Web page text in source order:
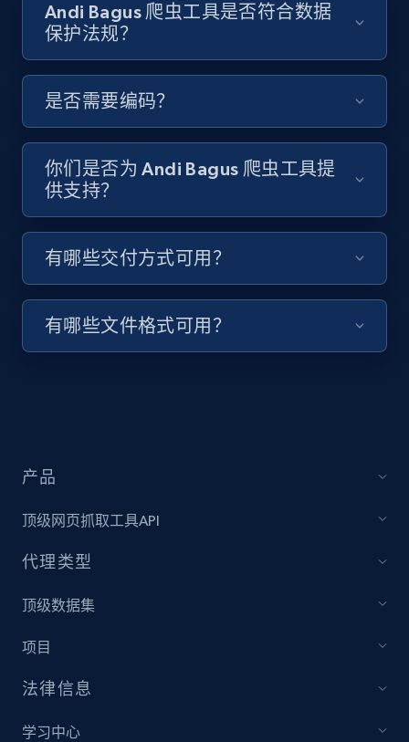
Youtube - Videos posts - Discover videos by
channel URL
URL, Title, Youtuber, Youtuber md5, Video url,
Video length, Likes, Views, and more.
8.1K+ 714+ 注册使用
Youtube - Videos posts - Search videos by
filters
URL, Title, Youtuber, Youtuber md5, Video url,
Youtube - Videos posts - Collect YouTube
Video length, Likes, Views, and more.
8.1K+
Youtube - Videos posts - Discovery records
Andi Bagus 爬虫工具是否符合数据
保护法规？
是否需要编码？
你们是否为 Andi Bagus 爬虫工具提
供支持？
有哪些交付方式可用？
有哪些文件格式可用？
产品
顶级网页抓取工具API
代理类型
顶级数据集
项目
法律信息
学习中心